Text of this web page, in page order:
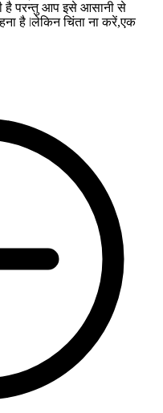
है परन्तु आप इसे आसानी से
है ǀलेकिन चिंता ना करें,एक